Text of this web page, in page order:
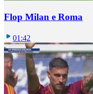
Flop Milan e Roma
01:42